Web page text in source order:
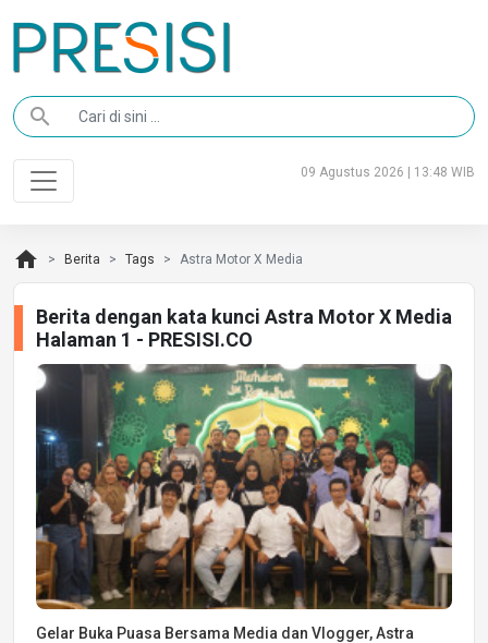
search
09 Agustus 2026 | 13:48 WIB
home Berita Tags Astra Motor X Media
Berita dengan kata kunci Astra Motor X Media
Halaman 1 - PRESISI.CO
Gelar Buka Puasa Bersama Media dan Vlogger, Astra